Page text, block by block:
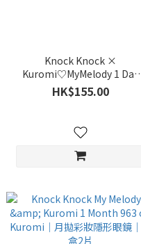
Knock Knock ×
Kuromi♡MyMelody 1 Day
Kuromi Kyurumi｜日拋彩妝隱
形眼鏡｜每盒10片
HK$155.00